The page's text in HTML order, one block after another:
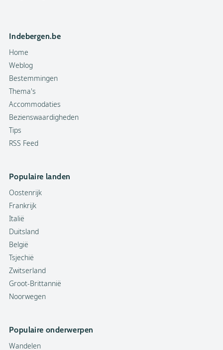
Indebergen.be
Home
Weblog
Bestemmingen
Thema's
Accommodaties
Bezienswaardigheden
Tips
RSS Feed
Populaire landen
Oostenrijk
Frankrijk
Italië
Duitsland
België
Tsjechië
Zwitserland
Groot-Brittannië
Noorwegen
Populaire onderwerpen
Wandelen